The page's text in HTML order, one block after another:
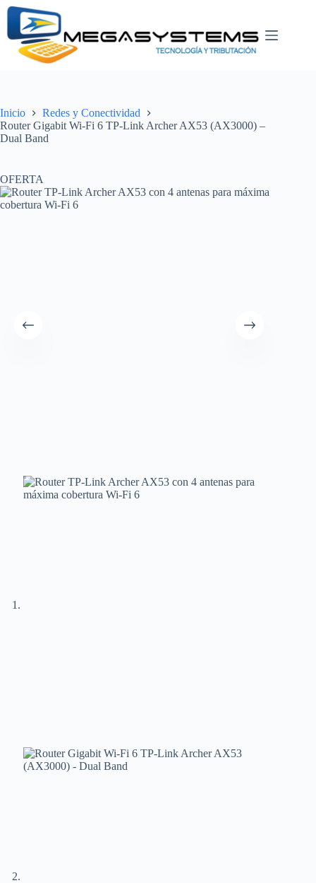
Saltar
contenido
Inicio
Redes y Conectividad
Router Gigabit Wi-Fi 6 TP-Link Archer AX53 (AX3000) –
Dual Band
OFERTA